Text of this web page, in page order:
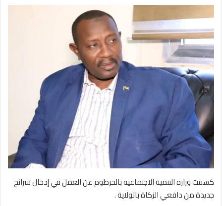
كشفت وزارة التنمية الاجتماعية بالخرطوم عن العمل في إدخال شرائح
جديدة من دافعي الزكاة بالولاية .